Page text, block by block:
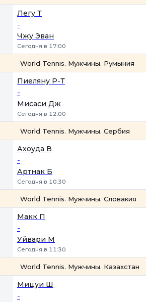
Легу Т
-
Чжу Эван
Сегодня в 17:00
World Tennis. Мужчины. Румыния
Пиеляну Р-Т
-
Мисаси Дж
Сегодня в 12:00
World Tennis. Мужчины. Сербия
Ахоуда В
-
Артнак Б
Сегодня в 10:30
World Tennis. Мужчины. Словакия
Макк П
-
Уйвари М
Сегодня в 11:30
World Tennis. Мужчины. Казахстан
Мицуи Ш
-